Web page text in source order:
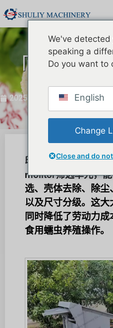
向印度介
molitor
2025年12月30日
印度食用蠕虫养殖场
molitor筛选单元，
选、壳体去除、除
以及尺寸分级。这大
同时降低了劳动力
食用蠕虫养殖操作。
We've
speaking a
Do you want to
English
Change
Close and do